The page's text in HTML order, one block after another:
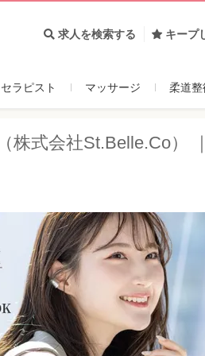
求人を検索する キープ
セラピスト マッサージ 柔道整
（株式会社St.Belle.Co）